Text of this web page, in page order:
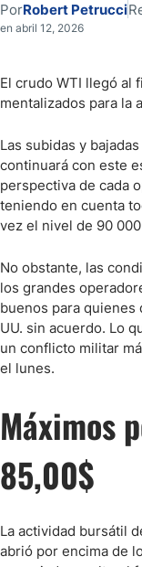
Costa Rica
Guatemala
Cuba
Ecuador
Paraguay
Peru
Bolivia
Nicaragua
Estados
Materias
Oro (XAU/
Petróleo
Indices
Nasdaq 100
IBEX 35
Acciones
Nvidia
Banco
Por qué
PorRobert Petrucci
en abril 12, 2026
El crudo WTI llegó al
mentalizados para la
Las subidas y
continuará con este
perspectiva de cada
teniendo en cuenta
vez el nivel de 90
No obstante, las
los grandes
buenos para quienes
UU. sin acuerdo. Lo
un conflicto militar
el lunes.
Máximos
85,00$
La actividad bursátil
abrió por encima de